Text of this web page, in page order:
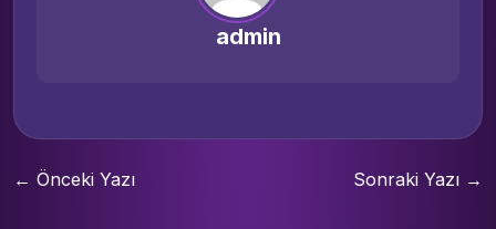
admin
← Önceki Yazı Sonraki Yazı →